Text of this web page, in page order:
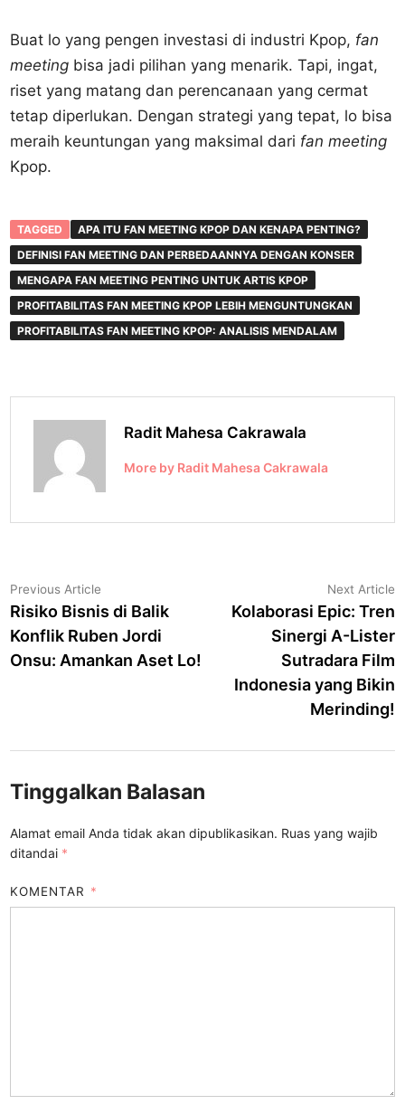
Buat lo yang pengen investasi di industri Kpop, fan
meeting bisa jadi pilihan yang menarik. Tapi, ingat,
riset yang matang dan perencanaan yang cermat
tetap diperlukan. Dengan strategi yang tepat, lo bisa
meraih keuntungan yang maksimal dari fan meeting
Kpop.
TAGGED
APA ITU FAN MEETING KPOP DAN KENAPA PENTING?
DEFINISI FAN MEETING DAN PERBEDAANNYA DENGAN KONSER
MENGAPA FAN MEETING PENTING UNTUK ARTIS KPOP
PROFITABILITAS FAN MEETING KPOP LEBIH MENGUNTUNGKAN
PROFITABILITAS FAN MEETING KPOP: ANALISIS MENDALAM
Radit Mahesa Cakrawala
More by Radit Mahesa Cakrawala
Navigasi
pos
Previous Article
article:
Risiko Bisnis di Balik
Konflik Ruben Jordi
Onsu: Amankan Aset Lo!
Next Article
Kolaborasi Epic: Tren
Sinergi A-Lister
Sutradara Film
Indonesia yang Bikin
Merinding!
Tinggalkan Balasan
Alamat email Anda tidak akan dipublikasikan. Ruas yang wajib
ditandai *
KOMENTAR *